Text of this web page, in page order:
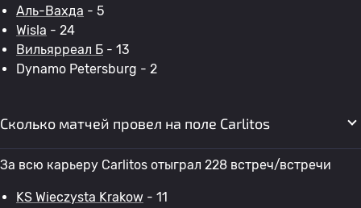
Аль-Вахда - 5
Wisla - 24
Вильярреал Б - 13
Dynamo Petersburg - 2
Сколько матчей провел на поле Carlitos
За всю карьеру Carlitos отыграл 228 встреч/встречи
KS Wieczysta Krakow - 11